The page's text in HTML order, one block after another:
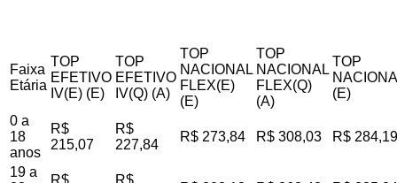
Faixa
Etária
TOP
EFETIVO
IV(E) (E)
TOP
EFETIVO
IV(Q) (A)
TOP
NACIONAL
FLEX(E)
(E)
TOP
NACIONAL
FLEX(Q)
(A)
TOP
(E)
0 a
18
anos
R$
215,07
R$
227,84
R$ 273,84 R$ 308,03 R$ 284,19
19 a